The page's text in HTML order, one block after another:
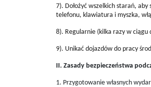
7). Dołożyć wszelkich starań,
telefonu, klawiatura i myszka,
8). Regularnie (kilka razy w ciągu
9). Unikać dojazdów do pracy
II. Zasady bezpieczeństwa
1. Przygotowanie własnych